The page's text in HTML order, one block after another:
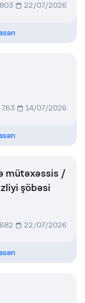
803 22/07/2026
763 14/07/2026
mütəxəssis /
şöbəsi
682 22/07/2026